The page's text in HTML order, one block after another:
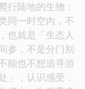
陆地的生物；
同一时空内，不
也就是「生态人
参，不是分门别
能也不想追寻游
」，认识感受，